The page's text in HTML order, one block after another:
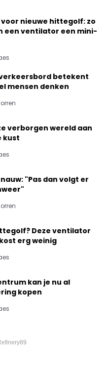
nieuwe hittegolf: zo
een ventilator een mini-
betekent
mensen denken
verborgen wereld aan
kust
"Pas dan volgt er
Deze ventilator
erg weinig
kan je nu al
kopen
CLUB